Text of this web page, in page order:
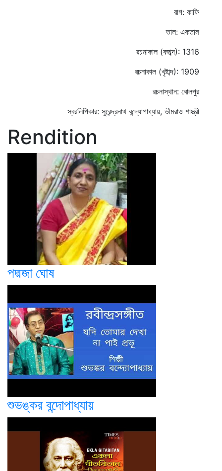
রাগ: কাফি
তাল: একতাল
রচনাকাল (বঙ্গাব্দ): 1316
রচনাকাল (খৃষ্টাব্দ): 1909
রচনাস্থান: বোলপুর
স্বরলিপিকার: সুরেন্দ্রনাথ বন্দ্যোপাধ্যায়, ভীমরাও শাস্ত্রী
Rendition
পদ্মজা ঘোষ
শুভঙ্কর বন্দোপাধ্যায়